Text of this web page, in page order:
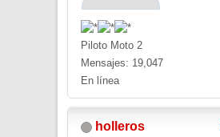
Piloto Moto 2
Mensajes: 19,047
En línea
holleros